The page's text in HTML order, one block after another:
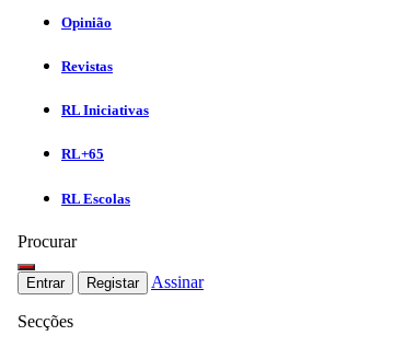
Opinião
Revistas
RL Iniciativas
RL+65
RL Escolas
Procurar
Entrar Registar Assinar
Secções